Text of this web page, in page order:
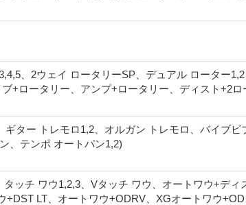
、2ウェイ ロータリーSP、デュアル ローター1,2
+ロータリー、アンプ+ロータリー、ディスト+2
ター トレモロ1,2、オルガン トレモロ、バイブビ
、テンポ オートパン1,2)
ッチ ワウ1,2,3、Vタッチ ワウ、オートワウ+ディ
LT、オートワウ+ODRV、XGオートワウ